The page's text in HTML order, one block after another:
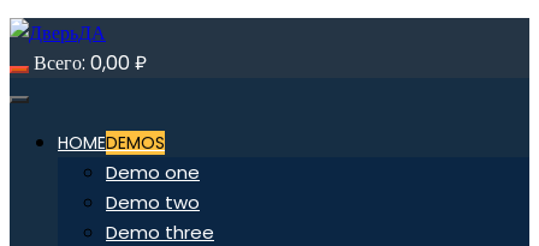
Всего: 0,00₽
HOMEDEMOS
Demo one
Demo two
Demo three